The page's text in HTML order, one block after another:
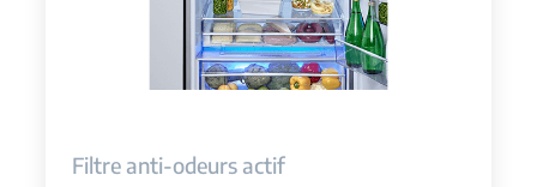
Filtre anti-odeurs actif